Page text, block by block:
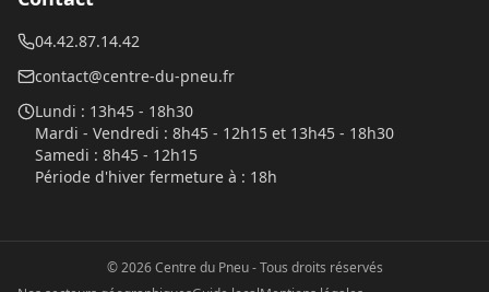
04.42.87.14.42
contact@centre-du-pneu.fr
Lundi : 13h45 - 18h30
Mardi - Vendredi : 8h45 - 12h15 et 13h45 - 18h30
Samedi : 8h45 - 12h15
Période d'hiver fermeture à : 18h
©2026 Centre du Pneu- Tous droits réservés